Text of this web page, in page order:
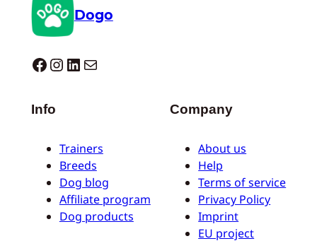
Dogo
Dogo facebook InstagramLinkedIn Mail
Info
Trainers
Breeds
Dog blog
Affiliate program
Dog products
Company
About us
Help
Terms of service
Privacy Policy
Imprint
EU project